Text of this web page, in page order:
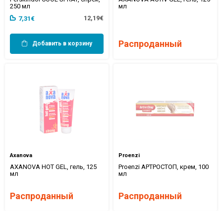
250 мл
7,31€
12,19€
Добавить в корзину
мл
Распроданный
Axanova
AXANOVA HOT GEL, гель, 125
мл
Распроданный
Proenzi
Proenzi АРТРОСТОП, крем, 100
мл
Распроданный